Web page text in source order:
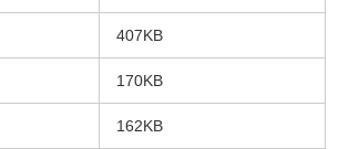
407KB
170KB
162KB